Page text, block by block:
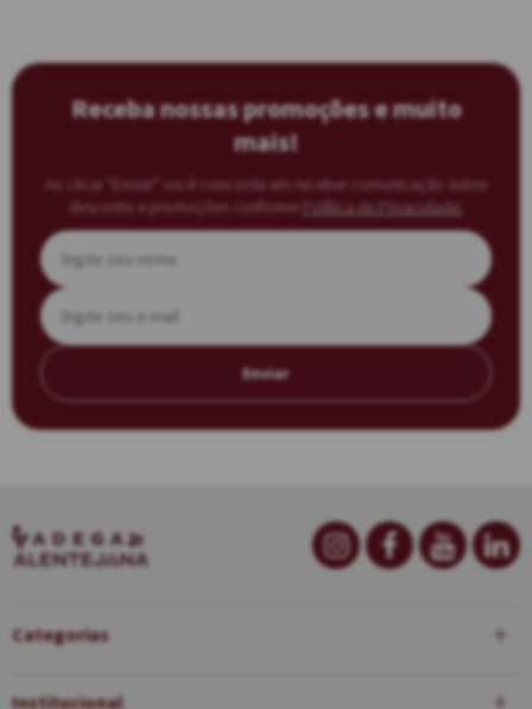
Receba nossas promoções e muito
mais!
Ao clicar “Enviar” você concorda em receber comunicação sobre
desconto e promoções conforme
Política de Privacidade.
Enviar
Categorias
Institucional